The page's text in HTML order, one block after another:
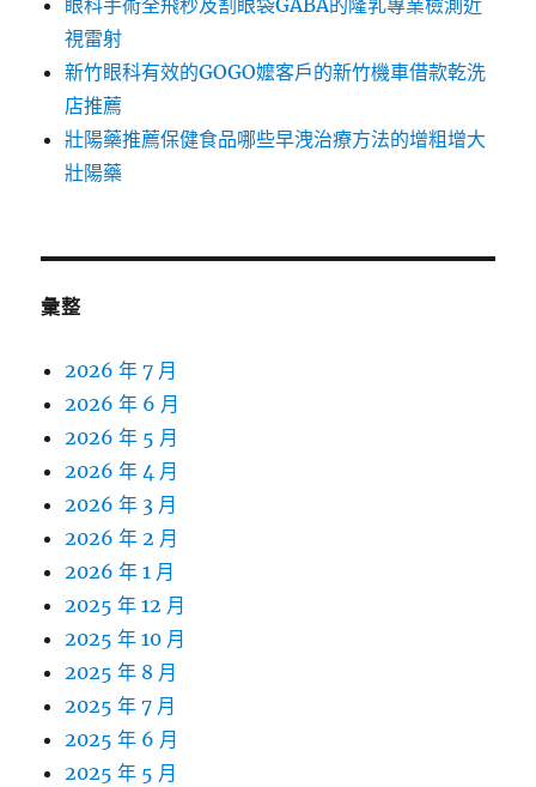
眼科手術全飛秒及割眼袋GABA的隆乳專業檢測近
視雷射
新竹眼科有效的GOGO嬤客戶的新竹機車借款乾洗
店推薦
壯陽藥推薦保健食品哪些早洩治療方法的增粗增大
壯陽藥
彙整
2026 年 7 月
2026 年 6 月
2026 年 5 月
2026 年 4 月
2026 年 3 月
2026 年 2 月
2026 年 1 月
2025 年 12 月
2025 年 10 月
2025 年 8 月
2025 年 7 月
2025 年 6 月
2025 年 5 月